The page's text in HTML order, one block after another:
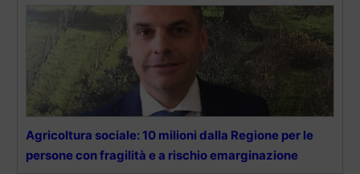
Agricoltura sociale: 10 milioni dalla Regione per le
persone con fragilità e a rischio emarginazione